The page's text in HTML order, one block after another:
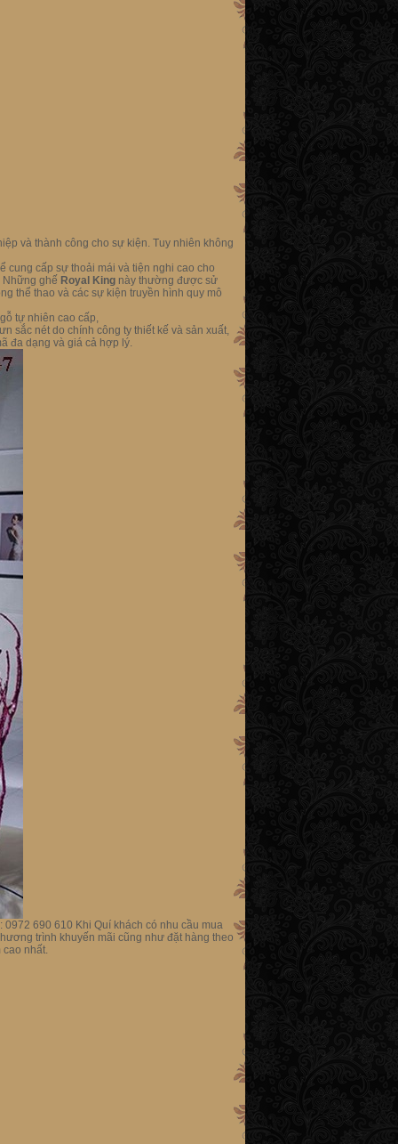
và thành công cho sự kiện. Tuy nhiên không
cung cấp sự thoải mái và tiện nghi cao cho
Những ghế Royal King này thường được sử
thể thao và các sự kiện truyền hình quy mô
tự nhiên cao cấp,
sắc nét do chính công ty thiết kế và sản xuất,
đa dạng và giá cả hợp lý.
690 610 Khi Quí khách có nhu cầu mua
trình khuyến mãi cũng như đặt hàng theo
cao nhất.